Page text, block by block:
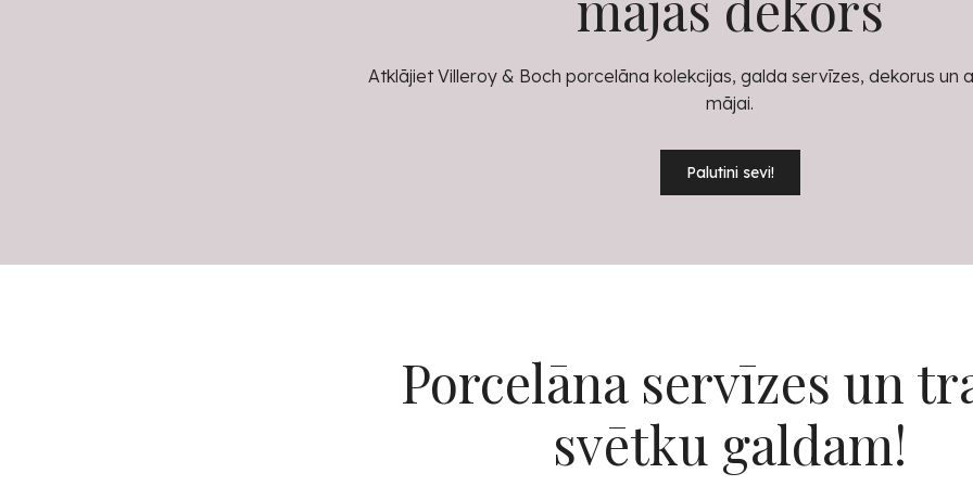
Atklājiet Villeroy & Boch porcelāna kolekcijas, galda servīzes, dekorus un
mājai.
Palutini sevi!
Porcelāna servīzes un
svētku galdam!